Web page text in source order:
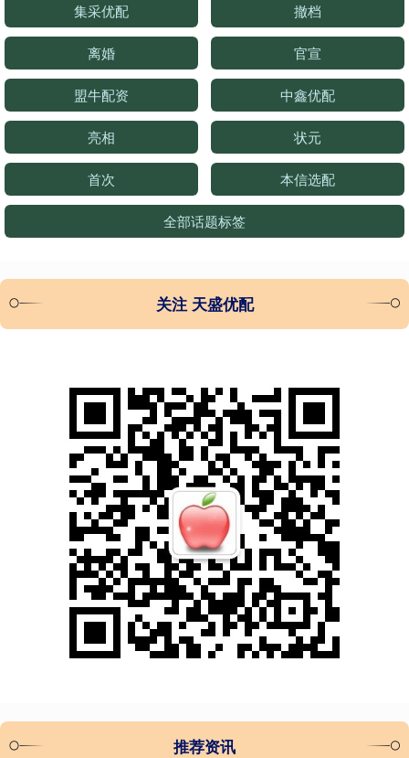
集采优配 撤档
离婚 官宣
盟牛配资 中鑫优配
亮相 状元
首次 本信选配
全部话题标签
关注 天盛优配
推荐资讯